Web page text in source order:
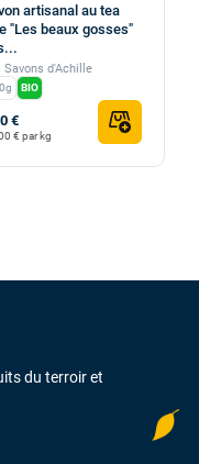
artisanal au tea
"Les beaux gosses"
Savons d'Achille
BIO
€
€ par kg
du terroir et